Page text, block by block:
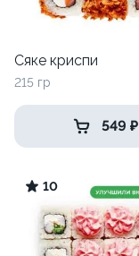
Сяке криспи
215 гр
549 ₽
10